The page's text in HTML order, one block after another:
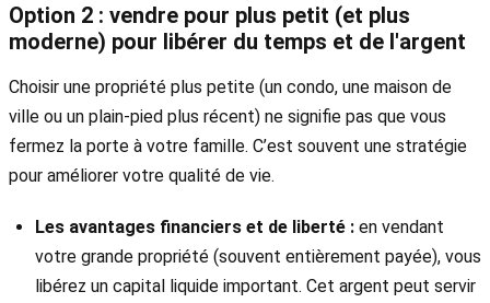
Option 2 : vendre pour plus petit (et plus
moderne) pour libérer du temps et de l'argent
Choisir une propriété plus petite (un condo, une maison de
ville ou un plain-pied plus récent) ne signifie pas que vous
fermez la porte à votre famille. C’est souvent une stratégie
pour améliorer votre qualité de vie.
Les avantages financiers et de liberté : en vendant
votre grande propriété (souvent entièrement payée), vous
libérez un capital liquide important. Cet argent peut servir